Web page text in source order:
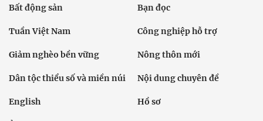
Bất động sản Bạn đọc
Tuần Việt Nam Công nghiệp hỗ trợ
Giảm nghèo bền vững Nông thôn mới
Dân tộc thiểu số và miền núi Nội dung chuyên đề
English Hồ sơ